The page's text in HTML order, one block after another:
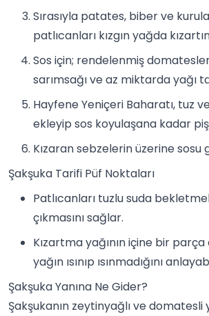
Sırasıyla patates, biber ve
patlıcanları kızgın yağda
Sos için; rendelenmiş
sarımsağı ve az miktarda yağı
Hayfene Yeniçeri Baharatı, tuz
ekleyip sos koyulaşana kadar
Kızaran sebzelerin üzerine sosu
Şakşuka Tarifi Püf Noktaları
Patlıcanları tuzlu suda
çıkmasını sağlar.
Kızartma yağının içine bir
yağın ısınıp ısınmadığını
Şakşuka Yanına Ne Gider?
Şakşukanın zeytinyağlı ve domatesli